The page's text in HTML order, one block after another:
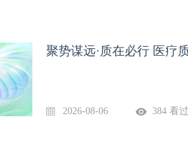
聚势谋远·质在必行 医疗
2026-08-06 384 看过